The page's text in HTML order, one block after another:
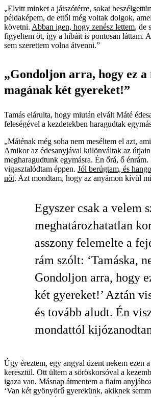
„Elvitt minket a játszótérre, sokat
példaképem, de ettől még voltak dolgok,
követni. Abban igen, hogy zenész lettem, de
figyeltem őt, így a hibáit is pontosan láttam.
sem szerettem volna átvenni.”
„Gondoljon arra, hogy ez a
magának két gyereket!”
Tamás elárulta, hogy miután elvált Máté
feleségével a kezdetekben haragudtak
„Máténak még soha nem meséltem el azt,
Amikor az édesanyjával különváltak az
megharagudtunk egymásra. Én őrá, ő
vigasztalódtam éppen. Jól berúgtam, és
nőt. Azt mondtam, hogy az anyámon kívül
Egyszer csak a velem
meghatározhatatlan
asszony felemelte a
rám szólt: ‘Tamáska,
Gondoljon arra, hogy
két gyereket!’ Aztán
és tovább aludt. Én
mondattól
Úgy éreztem, egy angyal üzent nekem ezen
keresztül. Ott ültem a söröskorsóval a
igaza van. Másnap átmentem a fiaim
‘Van két gyönyörű gyerekünk, akiknek